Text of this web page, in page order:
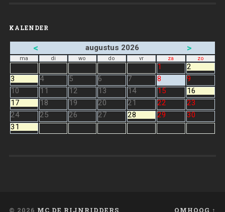
KALENDER
< augustus 2026 >
ma di wo do vr za zo
1
2
3
4 5 6 7 8
9
10
11 12 13 14 15
16
17
18 19 20 21 22
23
24
25 26 27 28 29
30
31
© 2026 MC DE RIJNRIDDERS OMHOOG ↑